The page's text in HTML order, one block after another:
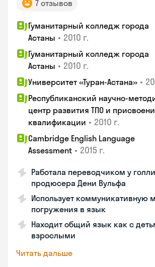
7 отзывов
Гуманитарный колледж города
Астаны • 2010 г.
Гуманитарный колледж города
Астаны • 2010 г.
Университет «Туран-Астана» •
Республиканский научно-
центр развития ТПО и
квалификации • 2010 г.
Cambridge English Language
Assessment • 2015 г.
Работала переводчиком у
продюсера Дени Вульфа
Использует коммуникативную
погружения в язык
Находит общий язык как с
взрослыми
Читать дальше